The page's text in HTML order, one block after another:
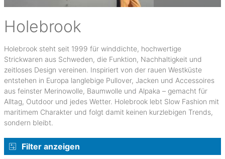
Holebrook
Holebrook steht seit 1999 für winddichte, hochwertige
Strickwaren aus Schweden, die Funktion, Nachhaltigkeit und
zeitloses Design vereinen. Inspiriert von der rauen Westküste
entstehen in Europa langlebige Pullover, Jacken und Accessoires
aus feinster Merinowolle, Baumwolle und Alpaka – gemacht für
Alltag, Outdoor und jedes Wetter. Holebrook lebt Slow Fashion mit
maritimem Charakter und folgt damit keinen kurzlebigen Trends,
sondern bleibt.
Filter anzeigen